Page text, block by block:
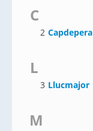
C
2 Capdepera
L
3 Llucmajor
M